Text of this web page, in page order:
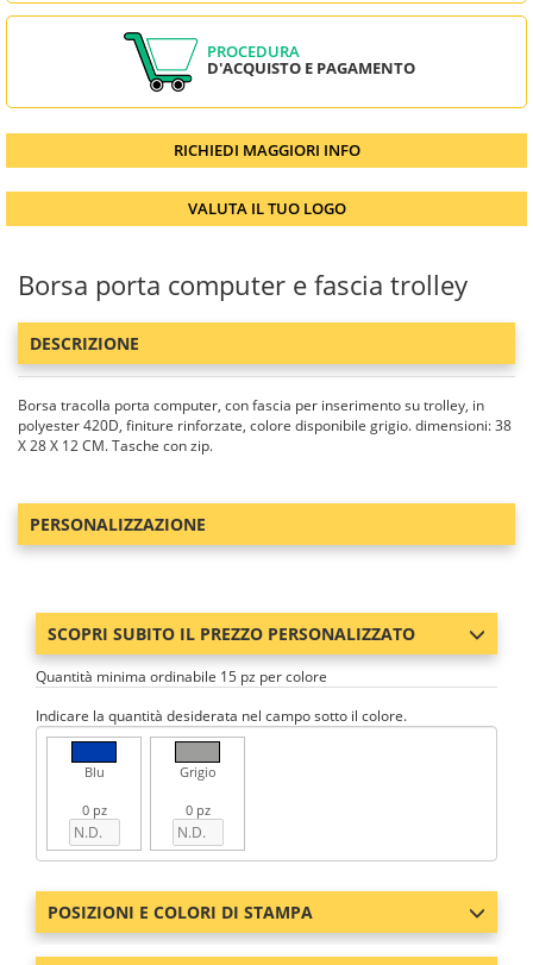
PROCEDURA
D'ACQUISTO E PAGAMENTO
RICHIEDI MAGGIORI INFO
VALUTA IL TUO LOGO
Borsa porta computer e fascia trolley
DESCRIZIONE
Borsa tracolla porta computer, con fascia per inserimento su trolley, in
polyester 420D, finiture rinforzate, colore disponibile grigio. dimensioni: 38
X 28 X 12 CM. Tasche con zip.
PERSONALIZZAZIONE
SCOPRI SUBITO IL PREZZO PERSONALIZZATO
Quantità minima ordinabile 15 pz per colore
Indicare la quantità desiderata nel campo sotto il colore.
Blu
0 pz
Grigio
0 pz
POSIZIONI E COLORI DI STAMPA